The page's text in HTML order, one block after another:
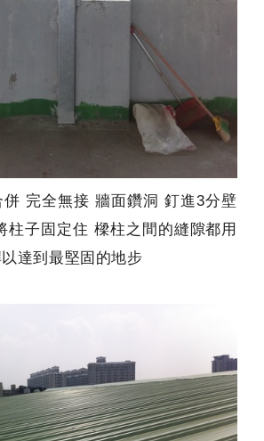
完全無接 牆面鑽洞 釘進3分壁
柱子固定住 樑柱之間的縫隙都用
達到最堅固的地步